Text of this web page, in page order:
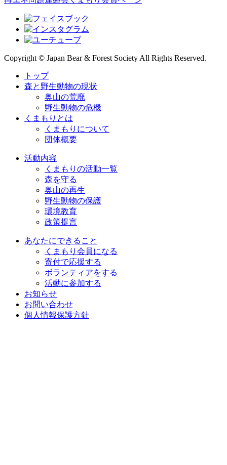
Copyright © Japan Bear & Forest Society All Rights Reserved.
トップ
森と野生動物の現状
奥山の荒廃
野生動物の危機
くまもりとは
くまもりについて
団体概要
活動内容
くまもりの活動一覧
森を守る
奥山の再生
野生動物の保護
環境教育
政策提言
あなたにできること
くまもり会員になる
寄付で応援する
ボランティアをする
活動に参加する
お知らせ
お問い合わせ
個人情報保護方針